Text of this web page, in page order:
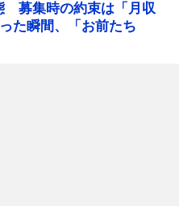
募集時の約束は「月収
た瞬間、「お前たち